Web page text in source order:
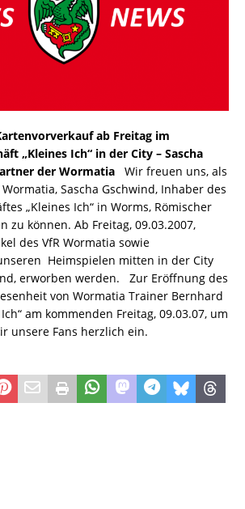
ab Freitag im
„Kleines Ich“ in der City – Sascha
der Wormatia Wir freuen uns, als
Sascha Gschwind, Inhaber des
„Kleines Ich“ in Worms, Römischer
zu können. Ab Freitag, 09.03.2007,
des VfR Wormatia sowie
Heimspielen mitten in der City
erworben werden. Zur Eröffnung des
von Wormatia Trainer Bernhard
am kommenden Freitag, 09.03.07, um
unsere Fans herzlich ein.